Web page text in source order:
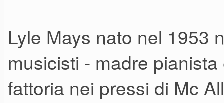
Lyle Mays nato nel 1953
musicisti - madre
fattoria nei pressi di Mc